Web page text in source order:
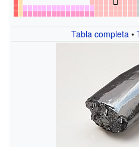
Tabla completa •